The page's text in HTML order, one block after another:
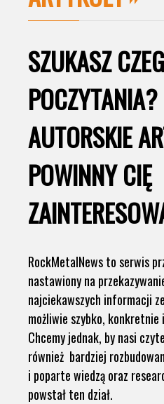
SZUKASZ
AUTORSKIE
POWINNY CIĘ
RockMetalNews to serwis
nastawiony na
najciekawszych informacji
możliwie szybko,
Chcemy jednak, by nasi
również bardziej
i poparte wiedzą oraz
powstał ten dział.